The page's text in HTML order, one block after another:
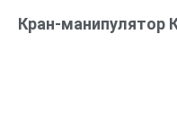
Кран-манипулятор